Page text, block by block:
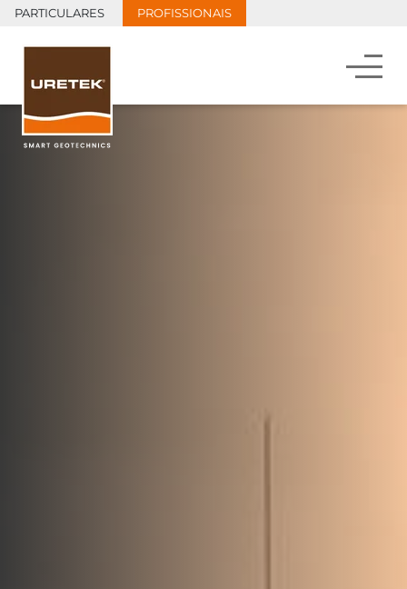
PARTICULARES PROFISSIONAIS